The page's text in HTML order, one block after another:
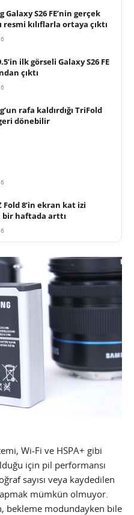
Galaxy S26 FE’nin gerçek
resmi kılıflarla ortaya çıktı
ilk görseli Galaxy S26 FE
çıktı
rafa kaldırdığı TriFold
dönebilir
Fold 8’in ekran kat izi
bir haftada arttı
Wi-Fi ve HSPA+ gibi
için pil performansı
sayısı veya kaydedilen
mümkün olmuyor.
bekleme modundayken bile